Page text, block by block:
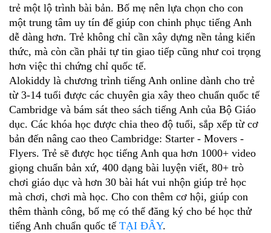
trẻ một lộ trình bài bản. Bố mẹ nên lựa chọn cho con
một trung tâm uy tín để giúp con chinh phục tiếng Anh
dễ dàng hơn. Trẻ không chỉ cần xây dựng nền tảng kiến
thức, mà còn cần phải tự tin giao tiếp cũng như coi trọng
hơn việc thi chứng chỉ quốc tế.
Alokiddy là chương trình tiếng Anh online dành cho trẻ
từ 3-14 tuổi được các chuyên gia xây theo chuẩn quốc tế
Cambridge và bám sát theo sách tiếng Anh của Bộ Giáo
dục. Các khóa học được chia theo độ tuổi, sắp xếp từ cơ
bản đến nâng cao theo Cambridge: Starter - Movers -
Flyers. Trẻ sẽ được học tiếng Anh qua hơn 1000+ video
giọng chuẩn bản xứ, 400 dạng bài luyện viết, 80+ trò
chơi giáo dục và hơn 30 bài hát vui nhộn giúp trẻ học
mà chơi, chơi mà học. Cho con thêm cơ hội, giúp con
thêm thành công, bố mẹ có thể đăng ký cho bé học thử
tiếng Anh chuẩn quốc tế TẠI ĐÂY.